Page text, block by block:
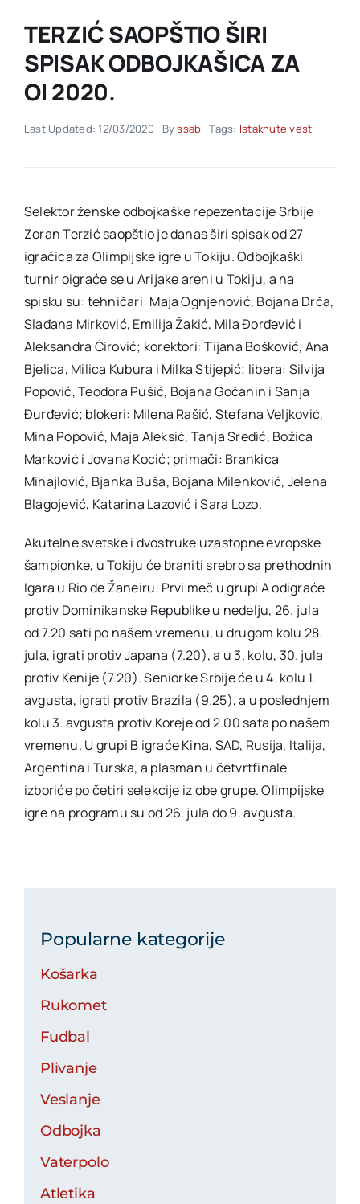
Akti SSAB
Kontakt
TERZIĆ SAOPŠTIO ŠIRI
SPISAK ODBOJKAŠICA ZA
OI 2020.
Last Updated: 12/03/2020 Byssab Tags: Istaknute vesti
Selektor ženske odbojkaške repezentacije Srbije
Zoran Terzić saopštio je danas širi spisak od 27
igračica za Olimpijske igre u Tokiju. Odbojkaški
turnir oigraće se u Arijake areni u Tokiju, a na
spisku su: tehničari: Maja Ognjenović, Bojana Drča,
Slađana Mirković, Emilija Žakić, Mila Đorđević i
Aleksandra Ćirović; korektori: Tijana Bošković, Ana
Bjelica, Milica Kubura i Milka Stijepić; libera: Silvija
Popović, Teodora Pušić, Bojana Gočanin i Sanja
Đurđević; blokeri: Milena Rašić, Stefana Veljković,
Mina Popović, Maja Aleksić, Tanja Sredić, Božica
Marković i Jovana Kocić; primači: Brankica
Mihajlović, Bjanka Buša, Bojana Milenković, Jelena
Blagojević, Katarina Lazović i Sara Lozo.
Akutelne svetske i dvostruke uzastopne evropske
šampionke, u Tokiju će braniti srebro sa prethodnih
Igara u Rio de Žaneiru. Prvi meč u grupi A odigraće
protiv Dominikanske Republike u nedelju, 26. jula
od 7.20 sati po našem vremenu, u drugom kolu 28.
jula, igrati protiv Japana (7.20), a u 3. kolu, 30. jula
protiv Kenije (7.20). Seniorke Srbije će u 4. kolu 1.
avgusta, igrati protiv Brazila (9.25), a u poslednjem
kolu 3. avgusta protiv Koreje od 2.00 sata po našem
vremenu. U grupi B igraće Kina, SAD, Rusija, Italija,
Argentina i Turska, a plasman u četvrtfinale
izboriće po četiri selekcije iz obe grupe. Olimpijske
igre na programu su od 26. jula do 9. avgusta.
Popularne kategorije
Košarka
Rukomet
Fudbal
Plivanje
Veslanje
Odbojka
Vaterpolo
Atletika